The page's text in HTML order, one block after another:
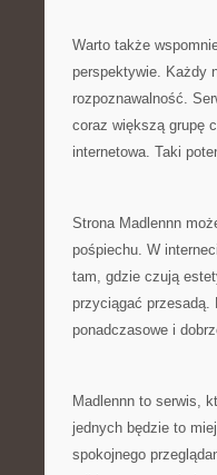
Warto także
perspektywie. Każdy
rozpoznawalność.
coraz większą grupę
internetowa. Taki
Strona Madlennn
pośpiechu. W
tam, gdzie czują
przyciągać przesadą.
ponadczasowe i
Madlennn to serwis,
jednych będzie to
spokojnego